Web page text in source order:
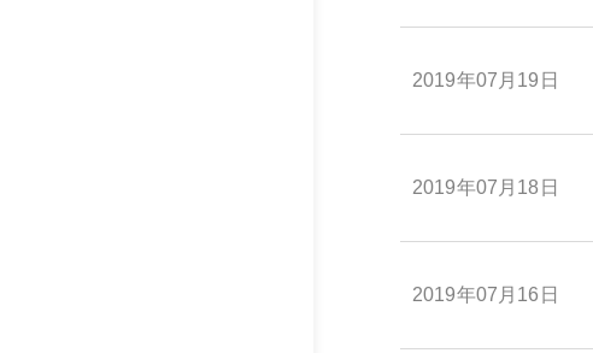
2019年07月19日
2019年07月18日
2019年07月16日